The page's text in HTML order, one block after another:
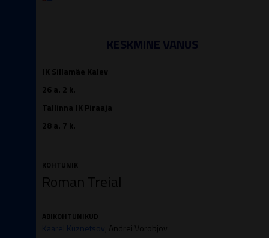
KESKMINE VANUS
JK Sillamäe Kalev
26 a. 2 k.
Tallinna JK Piraaja
28 a. 7 k.
KOHTUNIK
Roman Treial
ABIKOHTUNIKUD
Kaarel Kuznetsov , Andrei Vorobjov